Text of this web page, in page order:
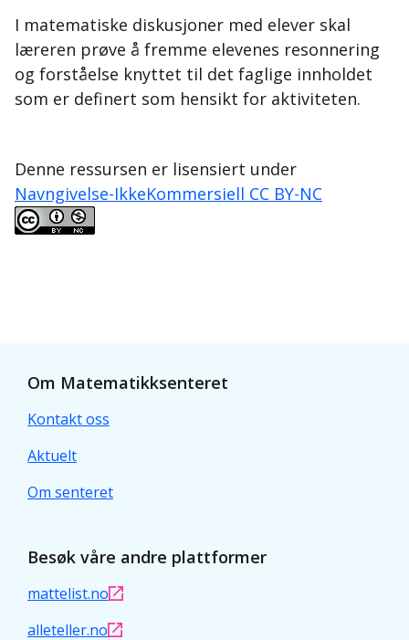
I matematiske diskusjoner med elever skal
læreren prøve å fremme elevenes resonnering
og forståelse knyttet til det faglige innholdet
som er definert som hensikt for aktiviteten.
Denne ressursen er lisensiert under
Navngivelse-IkkeKommersiell CC BY-NC
Om Matematikksenteret
Kontakt oss
Aktuelt
Om senteret
Besøk våre andre plattformer
mattelist.no
alleteller.no